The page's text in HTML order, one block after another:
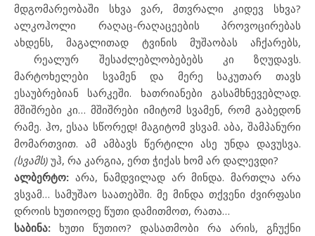
მდგომარეობაში სხვა ვარ, მთვრალი კიდევ სხვა?
ალკოჰოლი რაღაც-რაღაცეების პროვოცირებას
ახდენს, მაგალითად ტვინის მუშაობას აჩქარებს,
რეალურ შესაძლებლობებებს კი ზღუდავს.
მარტოხელები სვამენ და მერე საკუთარ თავს
ესაუბრებიან სარკეში. ხათრიანები გასამხნევებლად.
მშიშრები კი… მშიშრები იმიტომ სვამენ, რომ გაბედონ
რამე. ჰო, ესაა სწორედ! მაგიტომ ვსვამ. აბა, შამპანური
მომართვით. ამ ამბავს წერტილი ასე უნდა დავუსვა.
(სვამს) უჰ, რა კარგია, ერთ ჭიქას ხომ არ დალევდი?
ალბერტო: არა, ნამდვილად არ მინდა. მართლა არა
ვსვამ… სამუშაო საათებში. მე მინდა თქვენი ძვირფასი
დროის ხუთიოდე წუთი დამითმოთ, რათა…
საბინა: ხუთი წუთიო? დასათმობი რა არის, გჩუქნი